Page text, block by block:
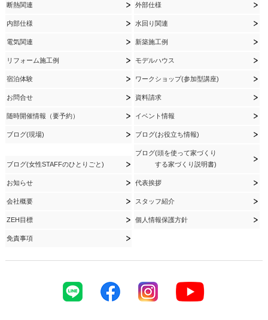
断熱関連 外部仕様
内部仕様 水回り関連
電気関連 新築施工例
リフォーム施工例 モデルハウス
宿泊体験 ワークショップ(参加型講座)
お問合せ 資料請求
随時開催情報（要予約） イベント情報
ブログ(現場) ブログ(お役立ち情報)
ブログ(女性STAFFのひとりごと)
ブログ(頭を使って家づくり
する家づくり説明書)
お知らせ 代表挨拶
会社概要 スタッフ紹介
ZEH目標 個人情報保護方針
免責事項